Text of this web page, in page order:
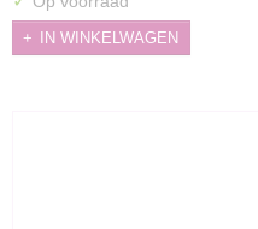
IN WINKELWAGEN